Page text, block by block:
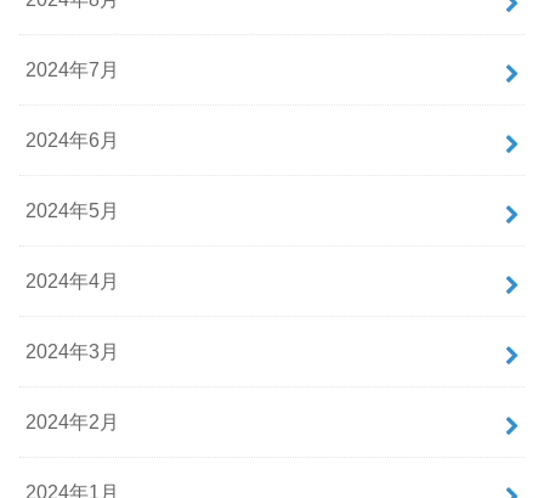
2024年7月
2024年6月
2024年5月
2024年4月
2024年3月
2024年2月
2024年1月